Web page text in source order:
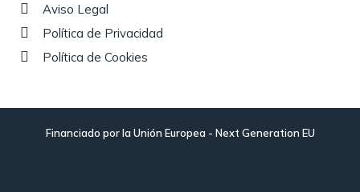
Aviso Legal
Política de Privacidad
Política de Cookies
Financiado por la Unión Europea - Next Generation EU